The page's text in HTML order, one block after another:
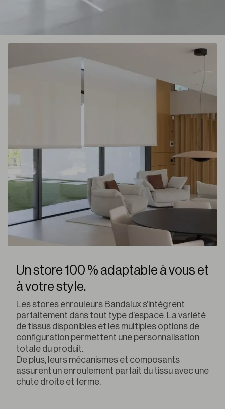
Un store 100 % adaptable à vous et
à votre style.
Les stores enrouleurs Bandalux s’intègrent
parfaitement dans tout type d’espace. La variété
de tissus disponibles et les multiples options de
configuration permettent une personnalisation
totale du produit.
De plus, leurs mécanismes et composants
assurent un enroulement parfait du tissu avec une
chute droite et ferme.